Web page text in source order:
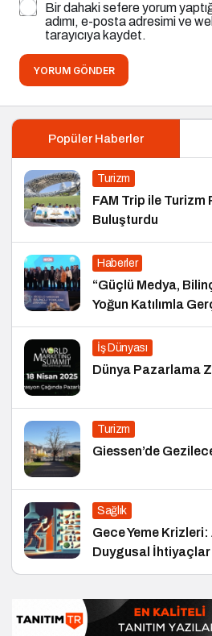
Bir dahaki sefere yorum
adımı, e-posta adresimi ve
tarayıcıya kaydet.
YORUM GÖNDER
Popüler Haberler
Turizm
FAM Trip ile
Buluşturdu
Haberler
“Güçlü Medya,
Yoğun Katılımla
İş Dünyası
Dünya Pazarlama
Turizm
Giessen’de
Sağlık
Gece Yeme Krizleri:
Duygusal İhtiyaçlar